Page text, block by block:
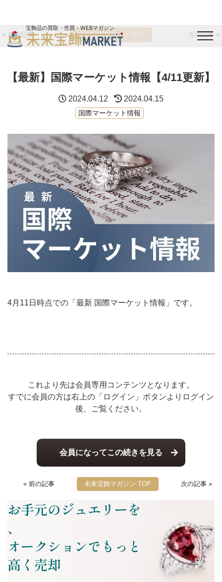
宝飾品の買取・売買・WEBマガジン
未来宝飾マガジン
運営会社
« 前の記事 未来宝飾マガジン TOP 次の記事 »
【最新】国際マーケット情報【4/11更新】
2024.04.12 2024.04.15
国際マーケット情報
4月11日時点での「最新 国際マーケット情報」です。
これより先は会員専用コンテンツとなります。
すでに会員の方は右上の「ログイン」ボタンよりログイン
後、ご覧ください。
会員になってこの続きを見る
« 前の記事 未来宝飾マガジン TOP 次の記事 »
お手元のジュエリーを
、
オークションでもっと
高く売却